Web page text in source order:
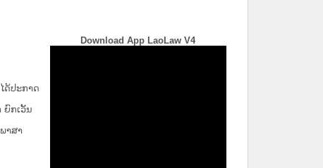
ດ້ປະກາດ
ຍົກ​ເວັ້ນ​
າສາ
Download App LaoLaw V4